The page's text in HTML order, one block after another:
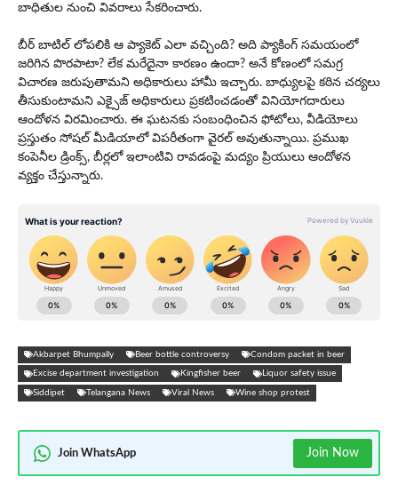
బాధితుల నుంచి వివరాలు సేకరించారు.
బీర్ బాటిల్ లోపలికి ఆ ప్యాకెట్ ఎలా వచ్చింది? అది ప్యాకింగ్ సమయంలో
జరిగిన పొరపాటా? లేక మరేదైనా కారణం ఉందా? అనే కోణంలో సమగ్ర
విచారణ జరుపుతామని అధికారులు హామీ ఇచ్చారు. బాధ్యులపై కఠిన చర్యలు
తీసుకుంటామని ఎక్సైజ్ అధికారులు ప్రకటించడంతో వినియోగదారులు
ఆందోళన విరమించారు. ఈ ఘటనకు సంబంధించిన ఫోటోలు, వీడియోలు
ప్రస్తుతం సోషల్ మీడియాలో విపరీతంగా వైరల్ అవుతున్నాయి. ప్రముఖ
కంపెనీల డ్రింక్స్, బీర్లలో ఇలాంటివి రావడంపై మద్యం ప్రియులు ఆందోళన
వ్యక్తం చేస్తున్నారు.
Akbarpet Bhumpally Beer bottle controversy Condom packet in beer
Excise department investigation Kingfisher beer Liquor safety issue
Siddipet Telangana News Viral News Wine shop protest
Join WhatsApp Join Now